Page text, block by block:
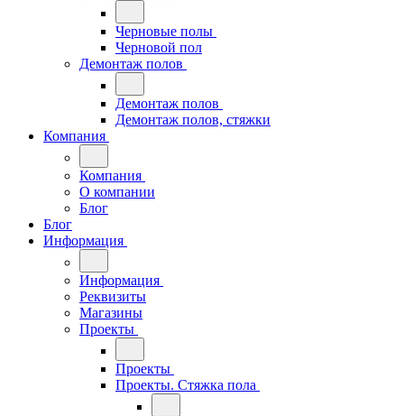
Черновые полы
Черновой пол
Демонтаж полов
Демонтаж полов
Демонтаж полов, стяжки
Компания
Компания
О компании
Блог
Блог
Информация
Информация
Реквизиты
Магазины
Проекты
Проекты
Проекты. Стяжка пола